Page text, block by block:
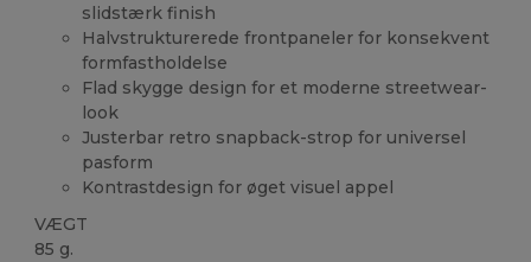
slidstærk finish
Halvstrukturerede frontpaneler for konsekvent
formfastholdelse
Flad skygge design for et moderne streetwear-
look
Justerbar retro snapback-strop for universel
pasform
Kontrastdesign for øget visuel appel
VÆGT
85 g.